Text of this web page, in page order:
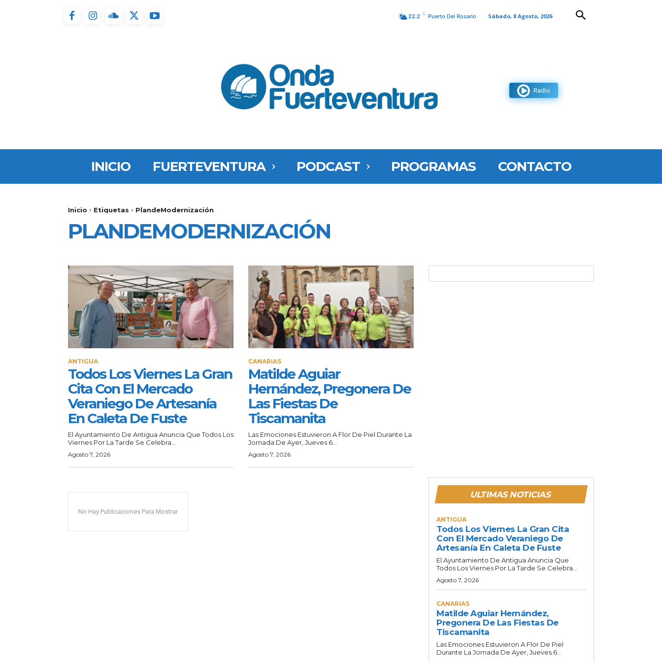
22.2 C Puerto Del Rosario Sábado, 8 Agosto, 2026
Radio
INICIO FUERTEVENTURA PODCAST PROGRAMAS CONTACTO
Inicio Etiquetas PlandeModernización
PLANDEMODERNIZACIÓN
ANTIGUA
Todos Los Viernes La Gran
Cita Con El Mercado
Veraniego De Artesanía
En Caleta De Fuste
El Ayuntamiento De Antigua Anuncia Que Todos Los
Viernes Por La Tarde Se Celebra...
Agosto 7, 2026
CANARIAS
Matilde Aguiar
Hernández, Pregonera De
Las Fiestas De
Tiscamanita
Las Emociones Estuvieron A Flor De Piel Durante La
Jornada De Ayer, Jueves 6...
Agosto 7, 2026
No Hay Publicaciones Para Mostrar
ULTIMAS NOTICIAS
ANTIGUA
Todos Los Viernes La Gran Cita
Con El Mercado Veraniego De
Artesanía En Caleta De Fuste
El Ayuntamiento De Antigua Anuncia Que
Todos Los Viernes Por La Tarde Se Celebra...
Agosto 7, 2026
CANARIAS
Matilde Aguiar Hernández,
Pregonera De Las Fiestas De
Tiscamanita
Las Emociones Estuvieron A Flor De Piel
Durante La Jornada De Ayer, Jueves 6...